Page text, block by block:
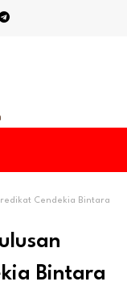
Cendekia Bintara
Bintara